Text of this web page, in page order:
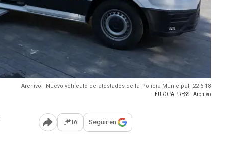
Archivo - Nuevo vehículo de atestados de la Policía Municipal, 22-6-18
- EUROPA PRESS - Archivo
Abrir opciones para compartir
IA Seguir en